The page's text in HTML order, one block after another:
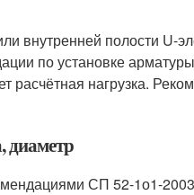
внутренней полости U-
по установке
нагрузка.
диаметр
СП 52-1о1-